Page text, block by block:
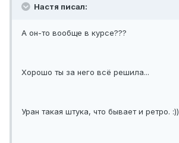
Настя писал:
А он-то вообще в курсе???
Хорошо ты за него всё решила...
Уран такая штука, что бывает и ретро. :))